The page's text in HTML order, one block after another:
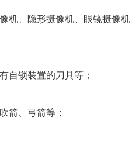
机、隐形摄像机、眼镜摄像
自锁装置的刀具等；
箭、弓箭等；